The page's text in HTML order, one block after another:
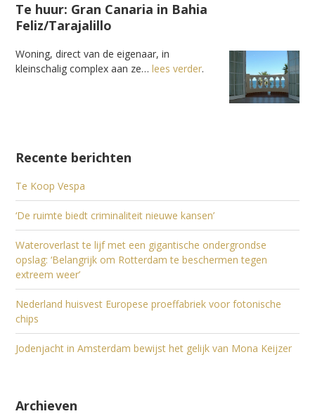
Te huur: Gran Canaria in Bahia
Feliz/Tarajalillo
Woning, direct van de eigenaar, in
kleinschalig complex aan ze…lees verder.
Recente berichten
Te Koop Vespa
‘De ruimte biedt criminaliteit nieuwe kansen’
Wateroverlast te lijf met een gigantische ondergrondse
opslag: ‘Belangrijk om Rotterdam te beschermen tegen
extreem weer’
Nederland huisvest Europese proeffabriek voor fotonische
chips
Jodenjacht in Amsterdam bewijst het gelijk van Mona Keijzer
Archieven